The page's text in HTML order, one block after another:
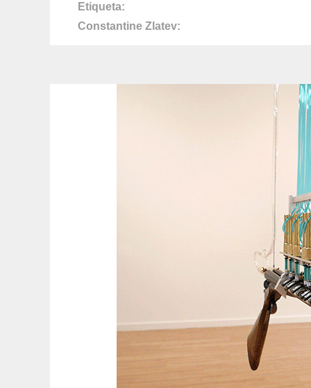
Etiqueta
Constantine Zlatev